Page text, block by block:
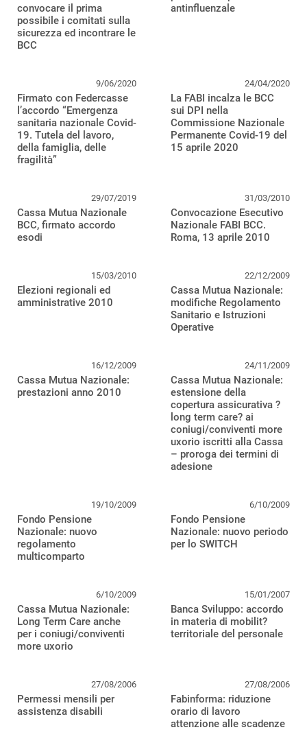
convocare il prima
possibile i comitati sulla
sicurezza ed incontrare le
BCC
antinfluenzale
9/06/2020
Firmato con Federcasse
l’accordo “Emergenza
sanitaria nazionale Covid-
19. Tutela del lavoro,
della famiglia, delle
fragilità”
24/04/2020
La FABI incalza le BCC
sui DPI nella
Commissione Nazionale
Permanente Covid-19 del
15 aprile 2020
29/07/2019
Cassa Mutua Nazionale
BCC, firmato accordo
esodi
31/03/2010
Convocazione Esecutivo
Nazionale FABI BCC.
Roma, 13 aprile 2010
15/03/2010
Elezioni regionali ed
amministrative 2010
22/12/2009
Cassa Mutua Nazionale:
modifiche Regolamento
Sanitario e Istruzioni
Operative
16/12/2009
Cassa Mutua Nazionale:
prestazioni anno 2010
24/11/2009
Cassa Mutua Nazionale:
estensione della
copertura assicurativa ?
long term care? ai
coniugi/conviventi more
uxorio iscritti alla Cassa
– proroga dei termini di
adesione
19/10/2009
Fondo Pensione
Nazionale: nuovo
regolamento
multicomparto
6/10/2009
Fondo Pensione
Nazionale: nuovo periodo
per lo SWITCH
6/10/2009
Cassa Mutua Nazionale:
Long Term Care anche
per i coniugi/conviventi
more uxorio
15/01/2007
Banca Sviluppo: accordo
in materia di mobilit?
territoriale del personale
27/08/2006
Permessi mensili per
assistenza disabili
27/08/2006
Fabinforma: riduzione
orario di lavoro
attenzione alle scadenze